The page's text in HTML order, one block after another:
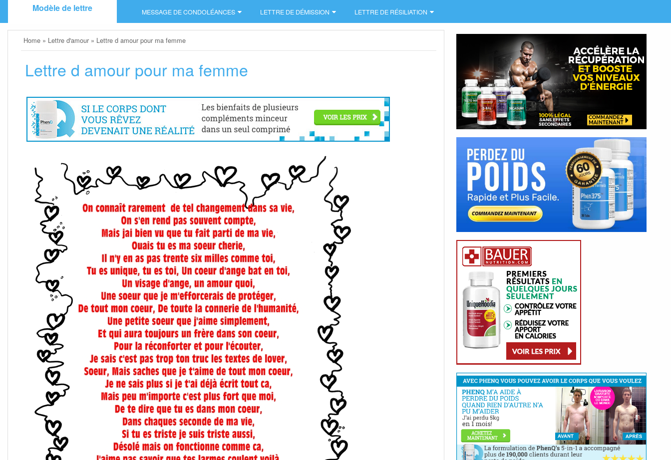
Modèle de lettre MESSAGE DE CONDOLÉANCES LETTRE DE DÉMISSION LETTRE DE RÉSILIATION
Home » Lettre d'amour » Lettre d amour pour ma femme
Lettre d amour pour ma femme